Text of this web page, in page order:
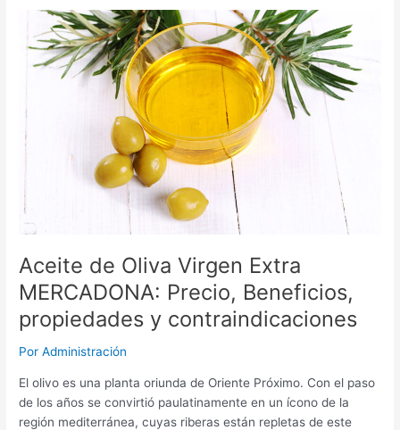
MERCADONA:
Precio,
Beneficios,
propiedades
contraindicaciones
Aceite de Oliva Virgen Extra
MERCADONA: Precio, Beneficios,
propiedades y contraindicaciones
PorAdministración
El olivo es una planta oriunda de Oriente Próximo. Con el paso
de los años se convirtió paulatinamente en un ícono de la
región mediterránea, cuyas riberas están repletas de este